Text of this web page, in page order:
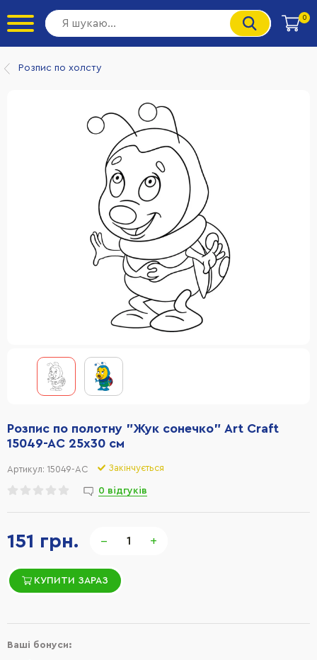
0
Розпис по холсту
151 грн. − +
КУПИТИ ЗАРАЗ
Розпис по полотну "Жук сонечко" Art Craft
15049-AC 25х30 см
Артикул: 15049-AC Закінчується
0 відгуків
Ваші бонуси: